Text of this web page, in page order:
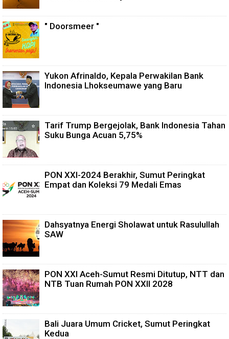
" Doorsmeer "
Yukon Afrinaldo, Kepala Perwakilan Bank
Indonesia Lhokseumawe yang Baru
Tarif Trump Bergejolak, Bank Indonesia Tahan
Suku Bunga Acuan 5,75%
PON XXI-2024 Berakhir, Sumut Peringkat
Empat dan Koleksi 79 Medali Emas
Dahsyatnya Energi Sholawat untuk Rasulullah
SAW
PON XXI Aceh-Sumut Resmi Ditutup, NTT dan
NTB Tuan Rumah PON XXII 2028
Bali Juara Umum Cricket, Sumut Peringkat
Kedua